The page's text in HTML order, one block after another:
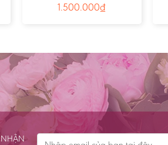
1.500.000₫